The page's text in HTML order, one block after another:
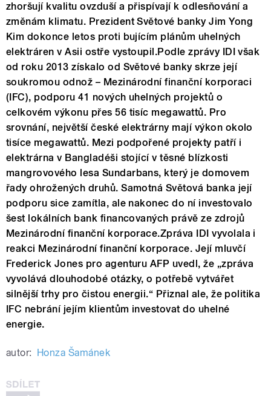
zhoršují kvalitu ovzduší a přispívají k odlesňování a
změnám klimatu. Prezident Světové banky Jim Yong
Kim dokonce letos proti bujícím plánům uhelných
elektráren v Asii ostře vystoupil.Podle zprávy IDI však
od roku 2013 získalo od Světové banky skrze její
soukromou odnož – Mezinárodní finanční korporaci
(IFC), podporu 41 nových uhelných projektů o
celkovém výkonu přes 56 tisíc megawattů. Pro
srovnání, největší české elektrárny mají výkon okolo
tisíce megawattů. Mezi podpořené projekty patří i
elektrárna v Bangladéši stojící v těsné blízkosti
mangrovového lesa Sundarbans, který je domovem
řady ohrožených druhů. Samotná Světová banka její
podporu sice zamítla, ale nakonec do ní investovalo
šest lokálních bank financovaných právě ze zdrojů
Mezinárodní finanční korporace.Zpráva IDI vyvolala i
reakci Mezinárodní finanční korporace. Její mluvčí
Frederick Jones pro agenturu AFP uvedl, že „zpráva
vyvolává dlouhodobé otázky, o potřebě vytvářet
silnější trhy pro čistou energii.“ Přiznal ale, že politika
IFC nebrání jejím klientům investovat do uhelné
energie.
autor: Honza Šamánek